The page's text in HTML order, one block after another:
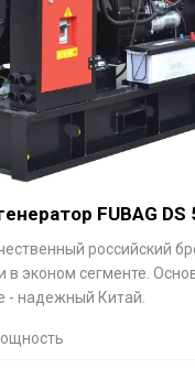
FUBAG DS
российский
в эконом сегменте.
- надежный Китай.